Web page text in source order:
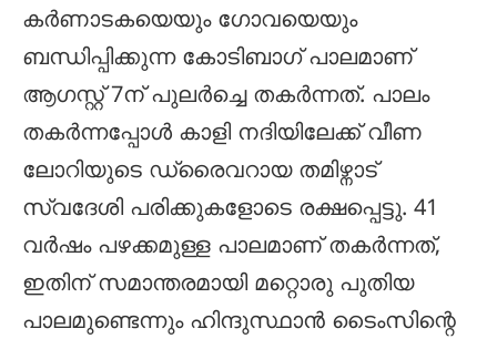
കർണാടകയെയും ഗോവയെയും
ബന്ധിപ്പിക്കുന്ന കോടിബാഗ് പാലമാണ്
ആഗസ്റ്റ് 7ന് പുലർച്ചെ തകർന്നത്. പാലം
തകർന്നപ്പോൾ കാളി നദിയിലേക്ക് വീണ
ലോറിയുടെ ഡ്രൈവറായ തമിഴ്നാട്
സ്വദേശി പരിക്കുകളോടെ രക്ഷപ്പെട്ടു. 41
വർഷം പഴക്കമുള്ള പാലമാണ് തകർന്നത്,
ഇതിന് സമാന്തരമായി മറ്റൊരു പുതിയ
പാലമുണ്ടെന്നും ഹിന്ദുസ്ഥാൻ ടൈംസിന്റെ